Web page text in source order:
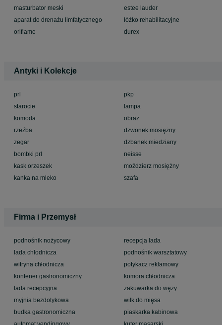
masturbator meski
aparat do drenażu limfatycznego
oriflame
estee lauder
łóżko rehabilitacyjne
durex
Antyki i Kolekcje
prl
starocie
komoda
rzeźba
zegar
bombki prl
kask orzeszek
kanka na mleko
pkp
lampa
obraz
dzwonek mosiężny
dzbanek miedziany
neisse
moździerz mosiężny
szafa
Firma i Przemysł
podnośnik nożycowy
lada chłodnicza
witryna chłodnicza
kontener gastronomiczny
lada recepcyjna
myjnia bezdotykowa
budka gastronomiczna
recepcja lada
podnośnik warsztatowy
potykacz reklamowy
komora chłodnicza
zakuwarka do węży
wilk do mięsa
piaskarka kabinowa